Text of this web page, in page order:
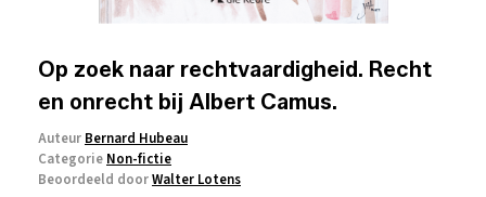
Op zoek naar rechtvaardigheid. Recht
en onrecht bij Albert Camus.
Auteur Bernard Hubeau
Categorie Non-fictie
Beoordeeld doorWalter Lotens